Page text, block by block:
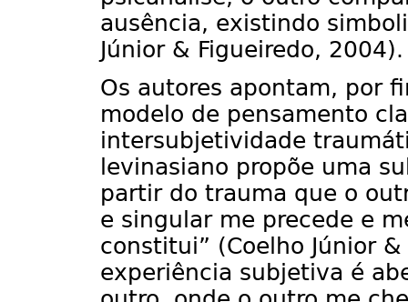
ausência, existindo
Júnior & Figueiredo, 2004).
Os autores apontam, por
modelo de pensamento
intersubjetividade
levinasiano propõe uma
partir do trauma que o
e singular me precede e
constitui” (Coelho Júnior
experiência subjetiva é